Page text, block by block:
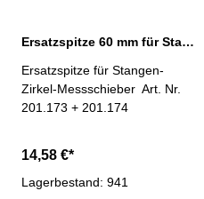
Ersatzspitze 60 mm für Stangenzirkel-Messschieber
Ersatzspitze für Stangen-
Zirkel-Messschieber Art. Nr.
201.173 + 201.174
14,58 €*
Lagerbestand: 941